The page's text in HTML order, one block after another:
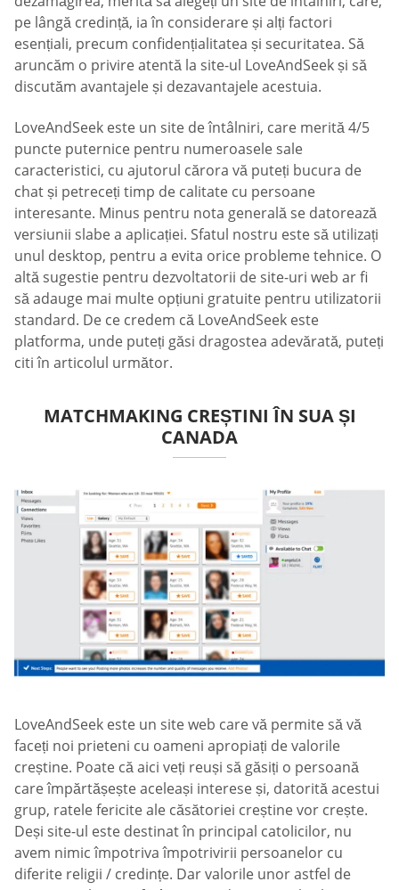
pe lângă credință, ia în considerare și alți factori
esențiali, precum confidențialitatea și securitatea. Să
aruncăm o privire atentă la site-ul LoveAndSeek și să
discutăm avantajele și dezavantajele acestuia.
LoveAndSeek este un site de întâlniri, care merită 4/5
puncte puternice pentru numeroasele sale
caracteristici, cu ajutorul cărora vă puteți bucura de
chat și petreceți timp de calitate cu persoane
interesante. Minus pentru nota generală se datorează
versiunii slabe a aplicației. Sfatul nostru este să utilizați
unul desktop, pentru a evita orice probleme tehnice. O
altă sugestie pentru dezvoltatorii de site-uri web ar fi
să adauge mai multe opțiuni gratuite pentru utilizatorii
standard. De ce credem că LoveAndSeek este
platforma, unde puteți găsi dragostea adevărată, puteți
citi în articolul următor.
MATCHMAKING CREȘTINI ÎN SUA ȘI
CANADA
LoveAndSeek este un site web care vă permite să vă
faceți noi prieteni cu oameni apropiați de valorile
creștine. Poate că aici veți reuși să găsiți o persoană
care împărtășește aceleași interese și, datorită acestui
grup, ratele fericite ale căsătoriei creștine vor crește.
Deși site-ul este destinat în principal catolicilor, nu
avem nimic împotriva împotrivirii persoanelor cu
diferite religii / credințe. Dar valorile unor astfel de